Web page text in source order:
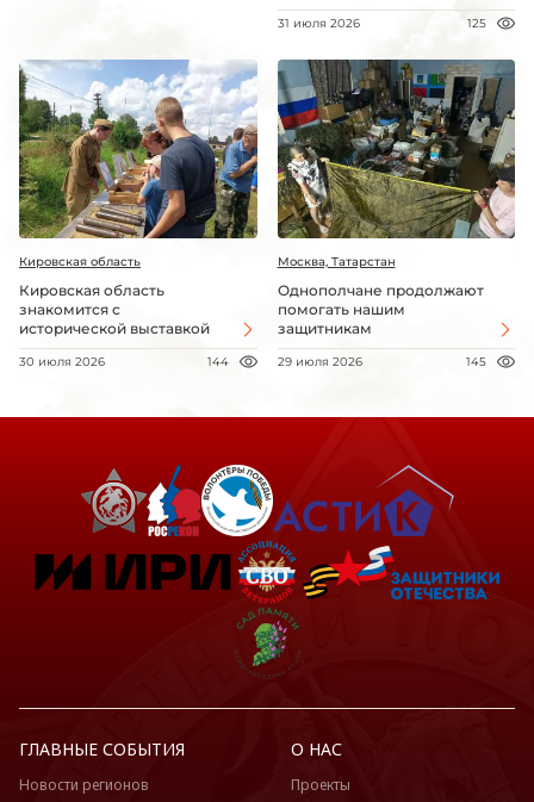
31 июля 2026 125
Кировская область
Кировская область
знакомится с
исторической выставкой
30 июля 2026 144
Москва, Татарстан
Однополчане продолжают
помогать нашим
защитникам
29 июля 2026 145
ГЛАВНЫЕ СОБЫТИЯ
Новости регионов
О НАС
Проекты